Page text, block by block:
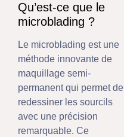
Qu’est-ce que le
microblading ?
Le microblading est une
méthode innovante de
maquillage semi-
permanent qui permet de
redessiner les sourcils
avec une précision
remarquable. Ce